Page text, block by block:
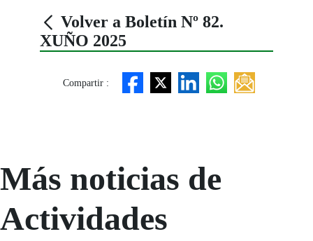
Volver a Boletín Nº 82.
XUÑO 2025
Compartir :
Más noticias de
Actividades